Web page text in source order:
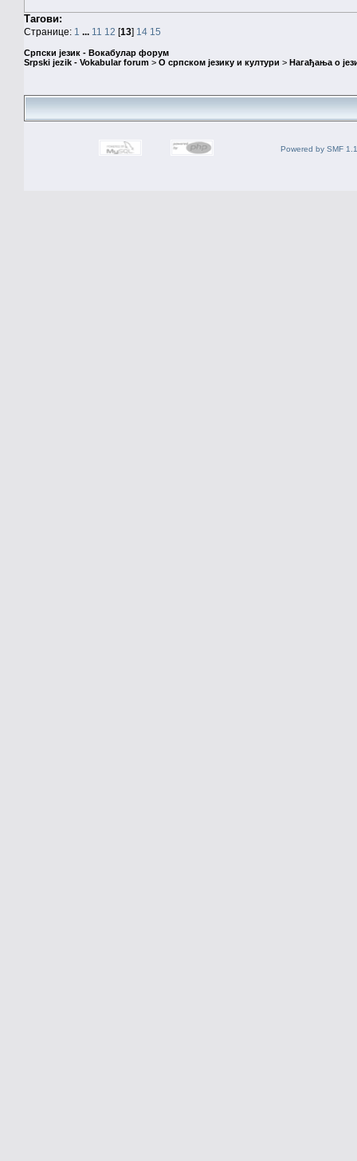
Тагови:
Странице: 1 ... 11 12 [13] 14 15
Српски језик - Вокабулар форум
Srpski jezik - Vokabular forum > О српском језику и култури > Нагађања о
Powered by SMF